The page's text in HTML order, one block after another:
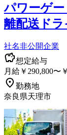
パワーゲ
離配送ド
社名非公開企業
想定給与
月給￥290,800〜
勤務地
奈良県天理市